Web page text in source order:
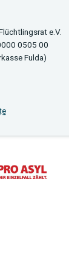
e.V.
0505 00
Fulda)